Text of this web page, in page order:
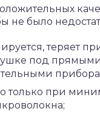
не было
теряет
под
только при